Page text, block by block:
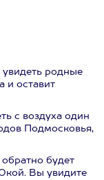
увидеть родные
и оставит
с воздуха один
Подмосковья,
будет
Вы увидите